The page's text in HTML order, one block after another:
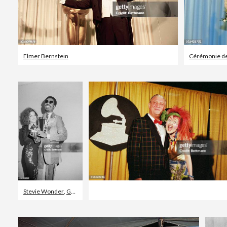
Elmer Bernstein Cérémonie
Stevie Wonder Grammy Awards